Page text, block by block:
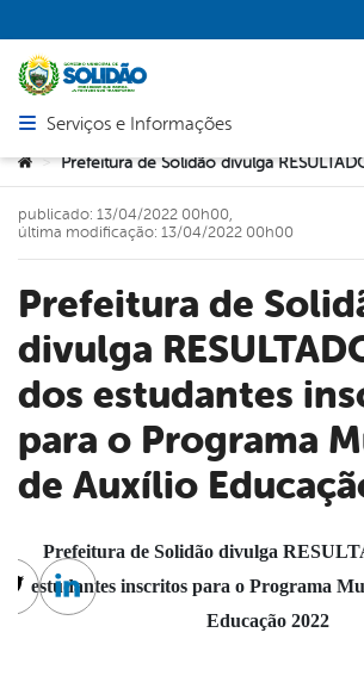
Abrir menu principal de navegação
Serviços e Informações
Você está aqui:
>
Prefeitura de Solidão
divulga
dos estudantes
para o Programa
de Auxílio
publicado: 13/04/2022 00h00,
última modificação: 13/04/2022 00h00
Prefeitura de Solidão divulga
estudantes inscritos para o Programa
Educação 2022
TwitterLinkedin